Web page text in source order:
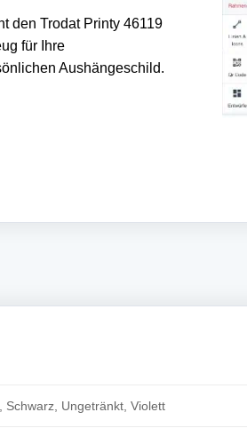
den Trodat Printy 46119
für Ihre
Aushängeschild.
Schwarz, Ungetränkt, Violett